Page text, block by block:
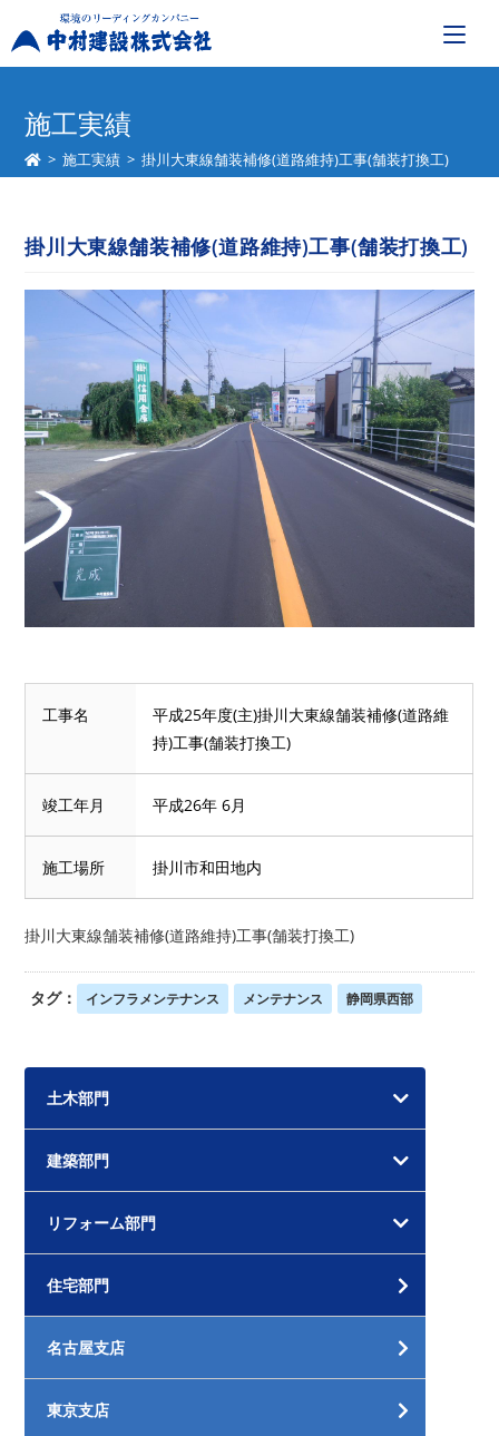
施工実績
> 施工実績 > 掛川大東線舗装補修(道路維持)工事(舗装打換工)
掛川大東線舗装補修(道路維持)工事(舗装打換工)
工事名
平成25年度(主)掛川大東線舗装補修(道路維
持)工事(舗装打換工)
竣工年月 平成26年 6月
施工場所 掛川市和田地内
掛川大東線舗装補修(道路維持)工事(舗装打換工)
タグ： インフラメンテナンス メンテナンス 静岡県西部
土木部門
建築部門
リフォーム部門
住宅部門
名古屋支店
東京支店